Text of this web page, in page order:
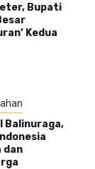
Bupati
Kedua
Balinuraga,
dan